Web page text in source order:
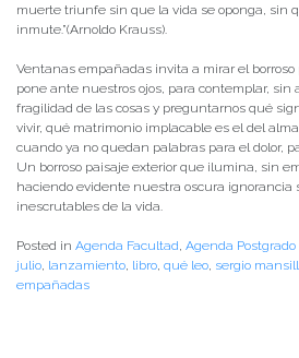
muerte triunfe sin que la vida se oponga, sin
inmute.”(Arnoldo Krauss).
Ventanas empañadas invita a mirar el
pone ante nuestros ojos, para contemplar, sin
fragilidad de las cosas y preguntarnos qué
vivir, qué matrimonio implacable es el del
cuando ya no quedan palabras para el dolor,
Un borroso paisaje exterior que ilumina, sin
haciendo evidente nuestra oscura ignorancia
inescrutables de la vida.
Posted in Agenda Facultad Agenda Postgrado
julio lanzamiento libro qué leo sergio
empañadas